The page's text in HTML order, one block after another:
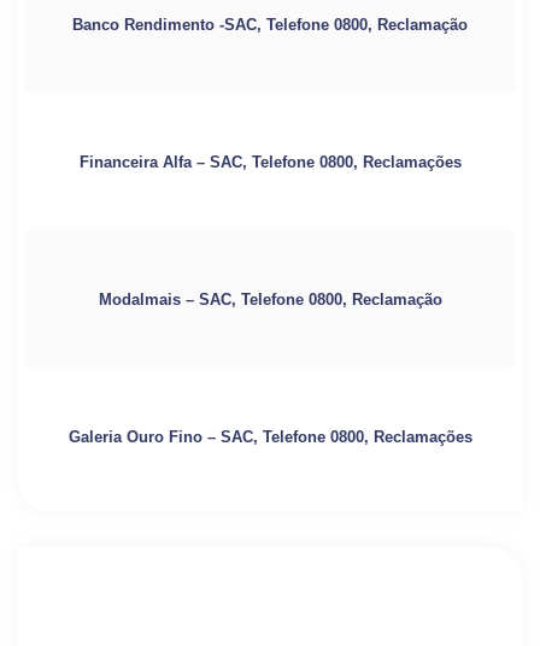
Banco Rendimento -SAC, Telefone 0800, Reclamação
Financeira Alfa – SAC, Telefone 0800, Reclamações
Modalmais – SAC, Telefone 0800, Reclamação
Galeria Ouro Fino – SAC, Telefone 0800, Reclamações